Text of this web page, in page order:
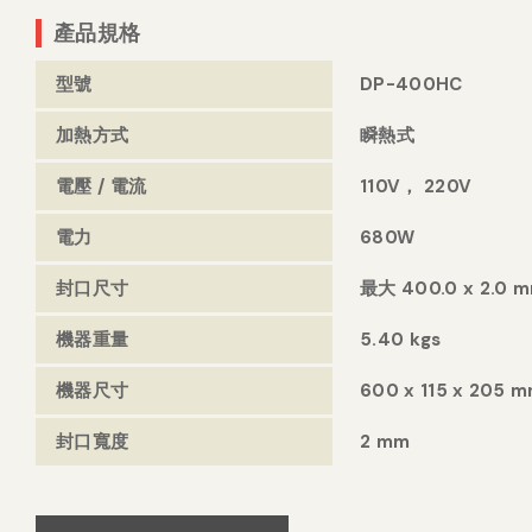
產品規格
型號 DP-400HC
加熱方式 瞬熱式
電壓 / 電流 110V， 220V
電力 680W
封口尺寸 最大 400.0 x 2.0
機器重量 5.40 kgs
機器尺寸 600 x 115 x 205
封口寬度 2 mm